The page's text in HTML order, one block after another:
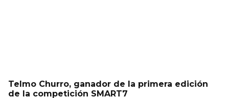
Telmo Churro, ganador de la primera edición
de la competición SMART7